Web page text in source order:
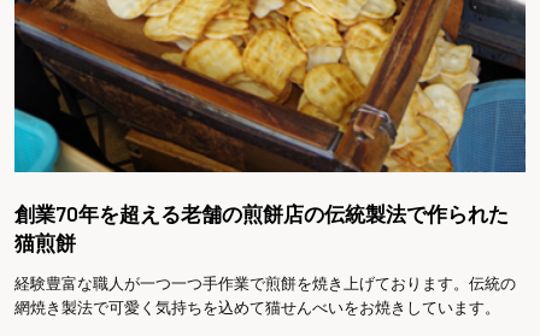
創業70年を超える老舗の煎餅店の伝統製法で作られた
猫煎餅
経験豊富な職人が一つ一つ手作業で煎餅を焼き上げております。伝統の
網焼き製法で可愛く気持ちを込めて猫せんべいをお焼きしています。